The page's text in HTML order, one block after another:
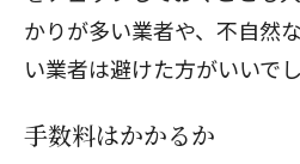
かりが多い業者や、不自然
い業者は避けた方がいいでし
手数料はかかるか